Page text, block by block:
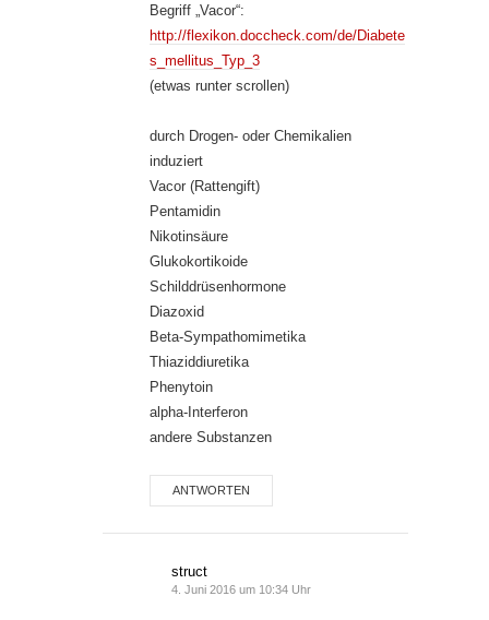
Begriff „Vacor“:
http://flexikon.doccheck.com/de/Diabete
s_mellitus_Typ_3
(etwas runter scrollen)
durch Drogen- oder Chemikalien
induziert
Vacor (Rattengift)
Pentamidin
Nikotinsäure
Glukokortikoide
Schilddrüsenhormone
Diazoxid
Beta-Sympathomimetika
Thiaziddiuretika
Phenytoin
alpha-Interferon
andere Substanzen
ANTWORTEN
struct
4. Juni 2016 um 10:34 Uhr